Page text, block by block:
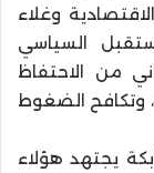
وغلاء
السياسي
من الاحتفاظ
وتكافح الضغوط
يجتهد هؤلاء